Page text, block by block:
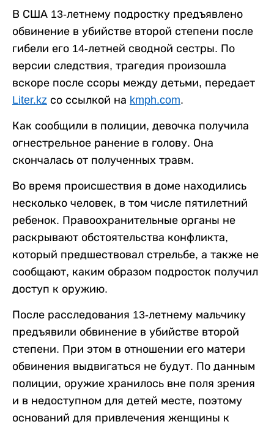
В США 13-летнему подростку предъявлено
обвинение в убийстве второй степени после
гибели его 14-летней сводной сестры. По
версии следствия, трагедия произошла
вскоре после ссоры между детьми, передает
Liter.kz со ссылкой на kmph.com.
Как сообщили в полиции, девочка получила
огнестрельное ранение в голову. Она
скончалась от полученных травм.
Во время происшествия в доме находились
несколько человек, в том числе пятилетний
ребенок. Правоохранительные органы не
раскрывают обстоятельства конфликта,
который предшествовал стрельбе, а также не
сообщают, каким образом подросток получил
доступ к оружию.
После расследования 13-летнему мальчику
предъявили обвинение в убийстве второй
степени. При этом в отношении его матери
обвинения выдвигаться не будут. По данным
полиции, оружие хранилось вне поля зрения
и в недоступном для детей месте, поэтому
оснований для привлечения женщины к